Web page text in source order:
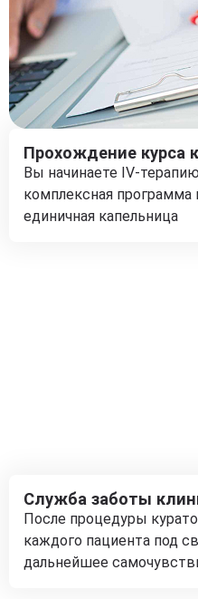
Прохождение курса
Вы начинаете IV-
комплексная программа
единичная капельница
Служба заботы
После процедуры
каждого пациента под
дальнейшее